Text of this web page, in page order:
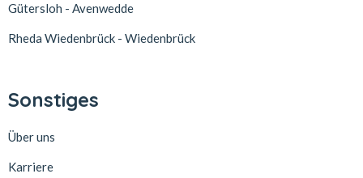
Gütersloh - Avenwedde
Rheda Wiedenbrück - Wiedenbrück
Sonstiges
Über uns
Karriere